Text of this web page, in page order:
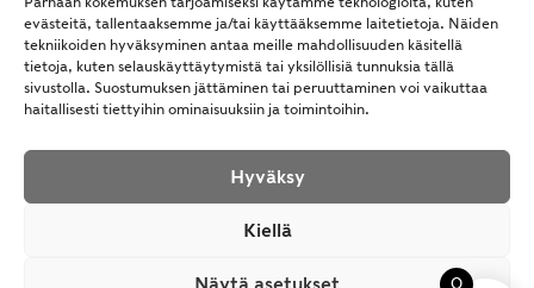
evästeitä, tallentaaksemme ja/tai käyttääksemme laitetietoja. Näiden
tekniikoiden hyväksyminen antaa meille mahdollisuuden käsitellä
tietoja, kuten selauskäyttäytymistä tai yksilöllisiä tunnuksia tällä
sivustolla. Suostumuksen jättäminen tai peruuttaminen voi vaikuttaa
haitallisesti tiettyihin ominaisuuksiin ja toimintoihin.
Hyväksy
Kiellä
© Samhita | Ayurveda -tuotteita suomalaisille jo
vuodesta 1994. All Rights Reserved.
0